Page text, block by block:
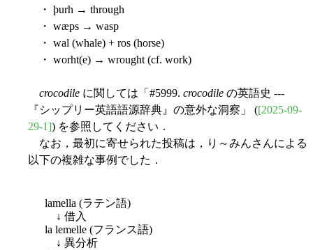
・ þurh → through
・ wæps → wasp
・ wal (whale) + ros (horse)
・ worht(e) → wrought (cf. work)
crocodile に関しては「#5999. crocodile の英語史 ---
『シップリー英語語源辞典』の意外な洞察」 ([2025-09-
29-1]) を参照してください．
なお，最初に寄せられた投稿は，り～みんさんによる
以下の複雑な事例でした．
lamella (ラテン語)
↓ 借入
la lemelle (フランス語)
↓ 異分析